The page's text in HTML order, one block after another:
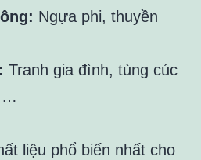
Ngựa phi, thuyền
Tranh gia đình, tùng cúc
liệu phổ biến nhất cho